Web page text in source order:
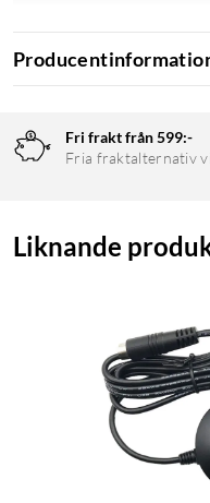
Funktioner
2,2" skärm med
Obegränsad
Multi-band GPS
Fri frakt från 599:-
Fria fraktalternativ
Liknande